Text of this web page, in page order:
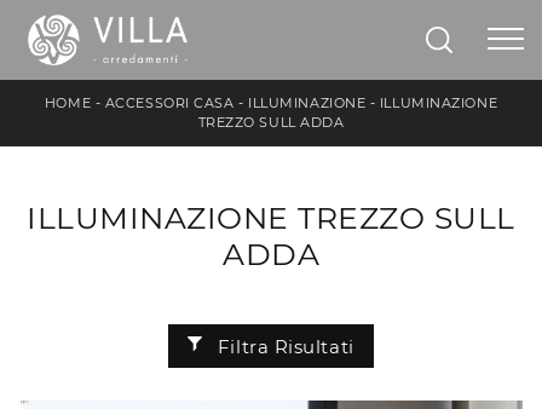
HOME - ACCESSORI CASA - ILLUMINAZIONE - ILLUMINAZIONE
TREZZO SULL ADDA
ILLUMINAZIONE TREZZO SULL
ADDA
Filtra Risultati